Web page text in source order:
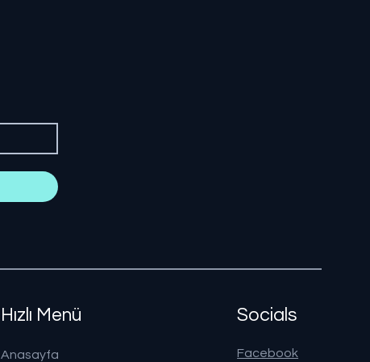
Hızlı Menü
Anasayfa
Socials
Facebook